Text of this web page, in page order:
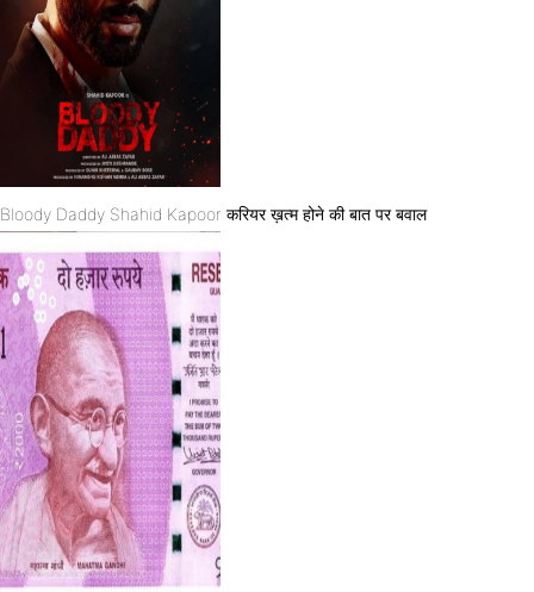
Bloody Daddy Shahid Kapoor करियर ख़त्म होने की बात पर बवाल